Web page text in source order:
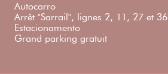
Autocarro
Arrêt "Sarrail", lignes 2, 11, 27 et 36
Estacionamento
Grand parking gratuit